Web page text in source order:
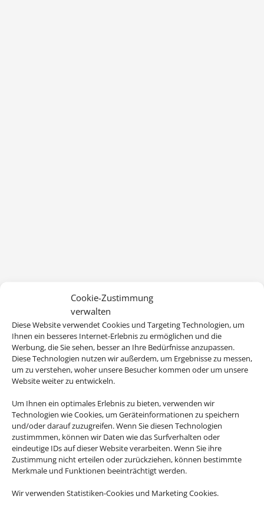
Cookie-Zustimmung
verwalten
Diese Website verwendet Cookies und Targeting Technologien, um
Ihnen ein besseres Internet-Erlebnis zu ermöglichen und die
Werbung, die Sie sehen, besser an Ihre Bedürfnisse anzupassen.
Diese Technologien nutzen wir außerdem, um Ergebnisse zu messen,
um zu verstehen, woher unsere Besucher kommen oder um unsere
Website weiter zu entwickeln.
Um Ihnen ein optimales Erlebnis zu bieten, verwenden wir
Technologien wie Cookies, um Geräteinformationen zu speichern
und/oder darauf zuzugreifen. Wenn Sie diesen Technologien
zustimmmen, können wir Daten wie das Surfverhalten oder
eindeutige IDs auf dieser Website verarbeiten. Wenn Sie ihre
Zustimmung nicht erteilen oder zurückziehen, können bestimmte
Merkmale und Funktionen beeinträchtigt werden.
Wir verwenden Statistiken-Cookies und Marketing Cookies.
Wir brauchen Ihre Einwilligung
Um diesen Inhalt darzustellen, aktivieren Sie bitte die Cookies. Es
werden ggf. personenbezogene Daten verarbeitet.
Cookies akzeptieren